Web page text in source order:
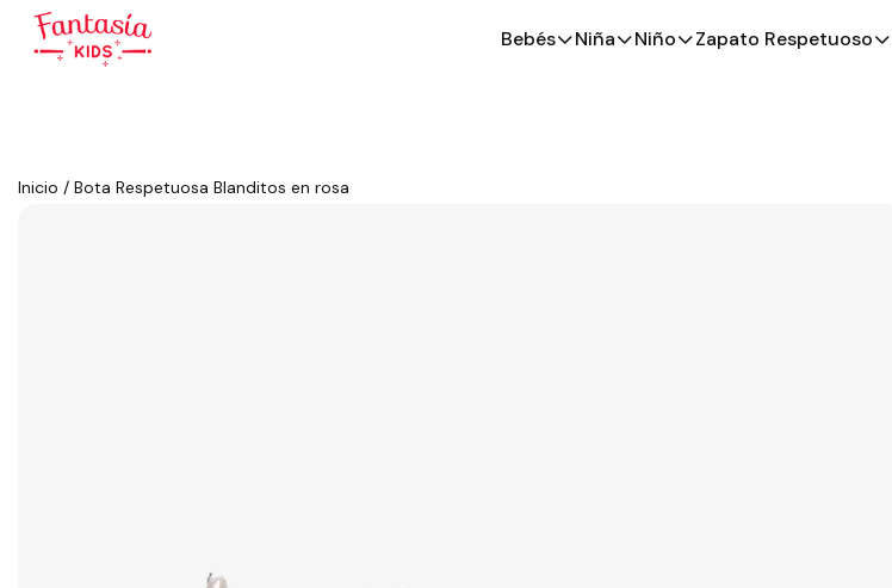
Bebés Niña Niño Zapato Respetuoso
Inicio / Bota Respetuosa Blanditos en rosa